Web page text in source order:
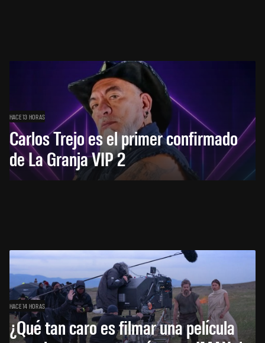
HACE 13 HORAS
Carlos Trejo es el primer confirmado
de La Granja VIP 2
HACE 14 HORAS
¿Qué tan caro es filmar una película